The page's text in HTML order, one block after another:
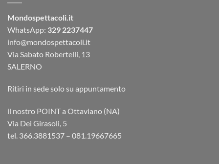
Mondospettacoli.it
WhatsApp: 329 2237447
info@mondospettacoli.it
Via Sabato Robertelli, 13
SALERNO
Ritiri in sede solo su appuntamento
il nostro POINT a Ottaviano (NA)
Via Dei Girasoli, 5
tel. 366.3881537 – 081.19667665